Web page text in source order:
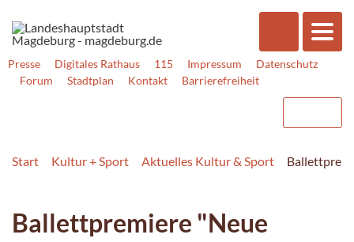
Presse Digitales Rathaus 115 Impressum
Datenschutz
Forum
Stadtplan Kontakt Barrierefreiheit
Start Kultur + Sport Aktuelles Kultur & Sport
Ballettpremiere "Neue